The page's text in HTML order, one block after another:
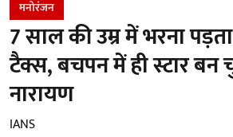
मनोरंजन
7 साल की उम्र में भरना
टैक्स, बचपन में ही स्टार
नारायण
IANS